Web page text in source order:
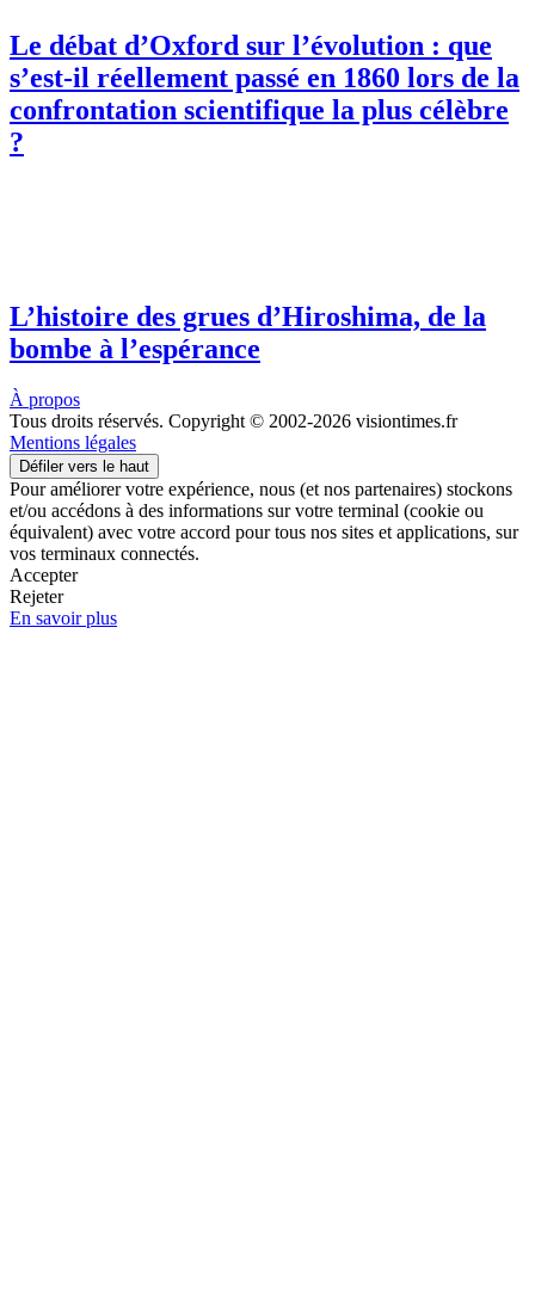
Le débat d’Oxford sur l’évolution : que
s’est-il réellement passé en 1860 lors de la
confrontation scientifique la plus célèbre
?
L’histoire des grues d’Hiroshima, de la
bombe à l’espérance
À propos
Tous droits réservés. Copyright © 2002-2026 visiontimes.fr
Mentions légales
Défiler vers le haut
Pour améliorer votre expérience, nous (et nos partenaires) stockons
et/ou accédons à des informations sur votre terminal (cookie ou
équivalent) avec votre accord pour tous nos sites et applications, sur
vos terminaux connectés.
Accepter
Rejeter
En savoir plus